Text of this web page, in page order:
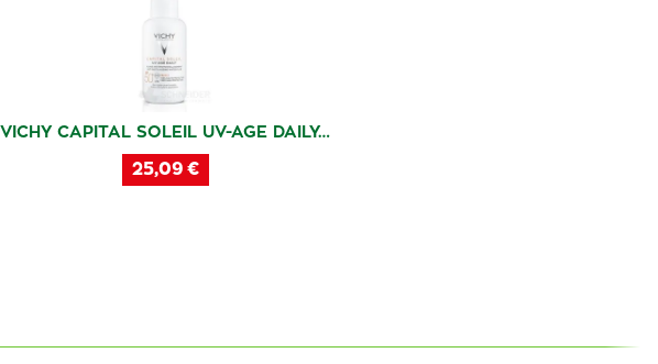
VICHY CAPITAL SOLEIL UV-AGE DAILY…
25,09 €